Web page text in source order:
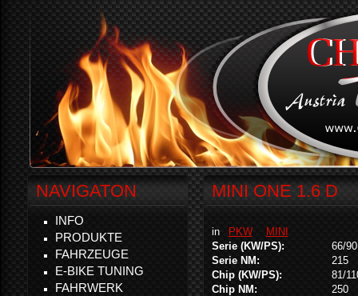
MINI ONE 1.6 D
in PKW
MINI
Serie (KW/PS):
66/90
Serie NM:
215
Chip (KW/PS):
81/
Chip NM:
250
NAVIGATON
INFO
PRODUKTE
FAHRZEUGE
E-BIKE TUNING
FAHRWERK